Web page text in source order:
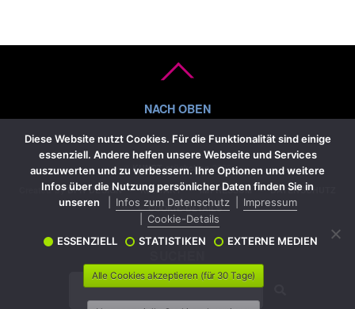
© KUNST-stückchen2026
Created by BPR*DESIGN•KONTAKT•IMPRESSUM •DATENSCHUTZ
•COOKIE-DETAILS
Diese Website nutzt Cookies. Für die Funktionalität sind einige
essenziell. Andere helfen unsere Webseite und Services
auszuwerten und zu verbessern. Ihre Optionen und weitere
Infos über die Nutzung persönlicher Daten finden Sie in
unseren
Infos zum Datenschutz
Impressum
Cookie-Details
ESSENZIELL
STATISTIKEN EXTERNE MEDIEN
Alle Cookies akzeptieren (für 30 Tage)